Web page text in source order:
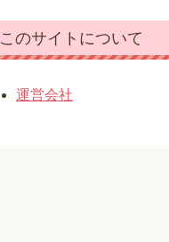
このサイトについて
運営会社